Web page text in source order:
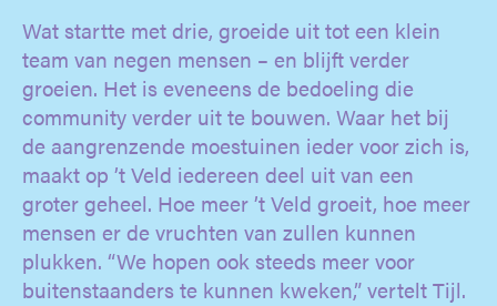
Wat startte met drie, groeide uit tot een klein
team van negen mensen – en blijft verder
groeien. Het is eveneens de bedoeling die
community verder uit te bouwen. Waar het bij
de aangrenzende moestuinen ieder voor zich is,
maakt op ’t Veld iedereen deel uit van een
groter geheel. Hoe meer ’t Veld groeit, hoe meer
mensen er de vruchten van zullen kunnen
plukken. “We hopen ook steeds meer voor
buitenstaanders te kunnen kweken,” vertelt Tijl.